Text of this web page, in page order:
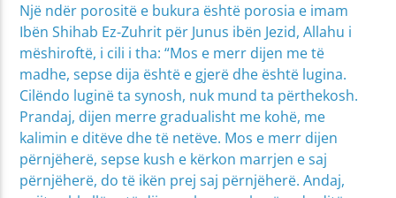
Një ndër porositë e bukura është porosia e imam
Ibën Shihab Ez-Zuhrit për Junus ibën Jezid, Allahu i
mëshiroftë, i cili i tha: “Mos e merr dijen me të
madhe, sepse dija është e gjerë dhe është lugina.
Cilëndo luginë ta synosh, nuk mund ta përthekosh.
Prandaj, dijen merre gradualisht me kohë, me
kalimin e ditëve dhe të netëve. Mos e merr dijen
përnjëherë, sepse kush e kërkon marrjen e saj
përnjëherë, do të ikën prej saj përnjëherë. Andaj,